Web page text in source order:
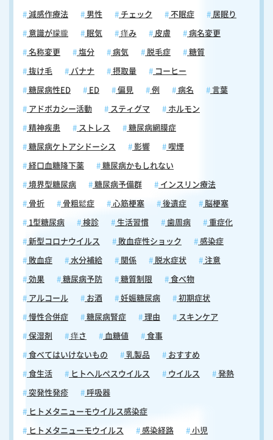
減感作療法 男性 チェック 不眠症 居眠り
意識が朦朧 眠気 痒み 皮膚 病名変更
名称変更 塩分 病気 脱毛症 糖質
抜け毛 バナナ 摂取量 コーヒー
糖尿病性ED ED 偏見 例 病名 言葉
アドボカシー活動 スティグマ ホルモン
精神疾患 ストレス 糖尿病網膜症
糖尿病ケトアシドーシス 影響 喫煙
経口血糖降下薬 糖尿病かもしれない
境界型糖尿病 糖尿病予備群 インスリン療法
骨折 骨粗鬆症 心筋梗塞 後遺症 脳梗塞
1型糖尿病 検診 生活習慣 歯周病 重症化
新型コロナウイルス 敗血症性ショック 感染症
敗血症 水分補給 関係 脱水症状 注意
効果 糖尿病予防 糖質制限 食べ物
アルコール お酒 妊娠糖尿病 初期症状
慢性合併症 糖尿病腎症 理由 スキンケア
保湿剤 痒さ 血糖値 食事
食べてはいけないもの 乳製品 おすすめ
食生活 ヒトヘルペスウイルス ウイルス 発熱
突発性発疹 呼吸器
ヒトメタニューモウイルス感染症
ヒトメタニューモウイルス 感染経路 小児